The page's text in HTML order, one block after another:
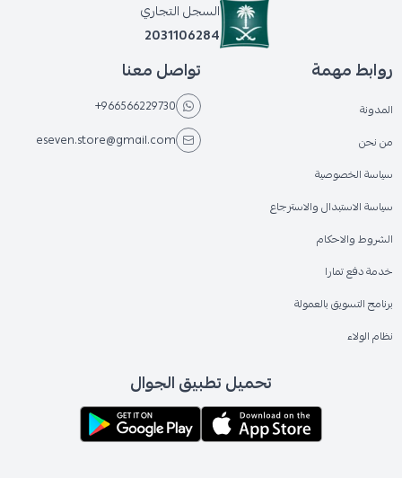
السجل التجاري
2031106284
روابط مهمة
المدونة
من نحن
سياسة الخصوصية
سياسة الاستبدال والاسترجاع
الشروط والاحكام
خدمة دفع تمارا
برنامج التسويق بالعمولة
نظام الولاء
تواصل معنا
+966566229730
eseven.store@gmail.com
تحميل تطبيق الجوال